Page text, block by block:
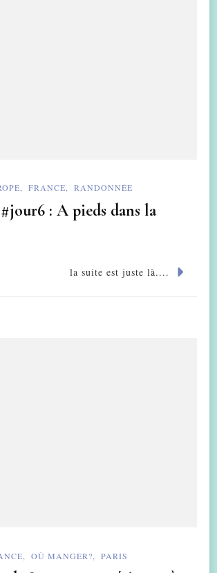
FRANCE RANDONNÉE
: A pieds dans la
la suite est juste là....
OÙ MANGER? PARIS